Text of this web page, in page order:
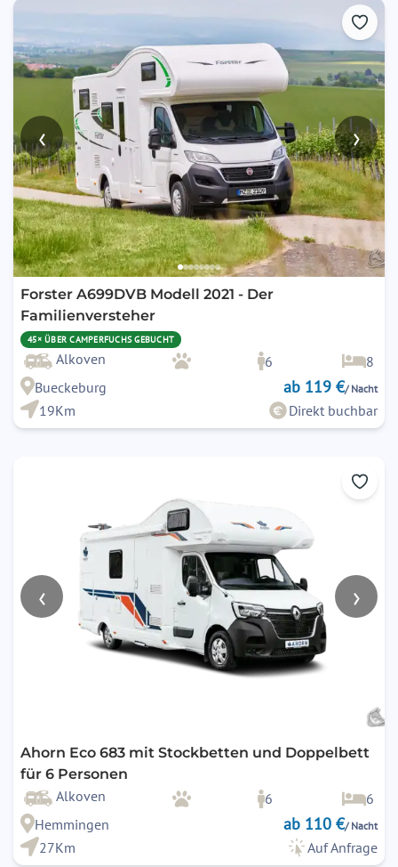
‹ ›
Forster A699DVB Modell 2021 - Der
Familienversteher
45× ÜBER CAMPERFUCHS GEBUCHT
Alkoven 6
8
Bueckeburg
ab 119 €/ Nacht
19Km Direkt buchbar
‹ ›
Ahorn Eco 683 mit Stockbetten und Doppelbett
für 6 Personen
Alkoven 6
6
Hemmingen
ab 110 €/ Nacht
27Km Auf Anfrage